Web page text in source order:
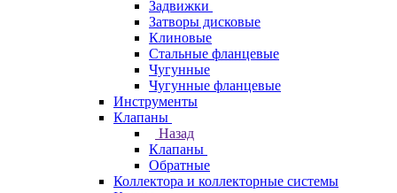
Задвижки
Затворы дисковые
Клиновые
Стальные фланцевые
Чугунные
Чугунные фланцевые
Инструменты
Клапаны
Назад
Клапаны
Обратные
Коллектора и коллекторные системы